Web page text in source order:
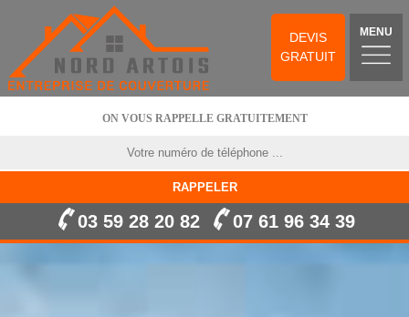
DEVIS
GRATUIT
MENU
ON VOUS RAPPELLE GRATUITEMENT
03 59 28 20 82 07 61 96 34 39